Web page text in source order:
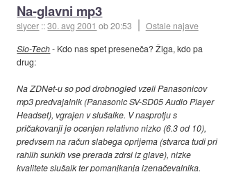
Na-glavni mp3
slycer ::30. avg 2001 ob 20:53
Ostale najave
Slo-Tech- Kdo nas spet preseneča? Žiga, kdo pa
drug:
Na ZDNet-u so pod drobnogled vzeli Panasonicov
mp3 predvajalnik (Panasonic SV-SD05 Audio Player
Headset), vgrajen v slušalke. V nasprotju s
pričakovanji je ocenjen relativno nizko (6.3 od 10),
predvsem na račun slabega oprijema (stvarca tudi pri
rahlih sunkih vse prerada zdrsi iz glave), nizke
kvalitete slušalk ter pomanjkanja izenačevalnika.